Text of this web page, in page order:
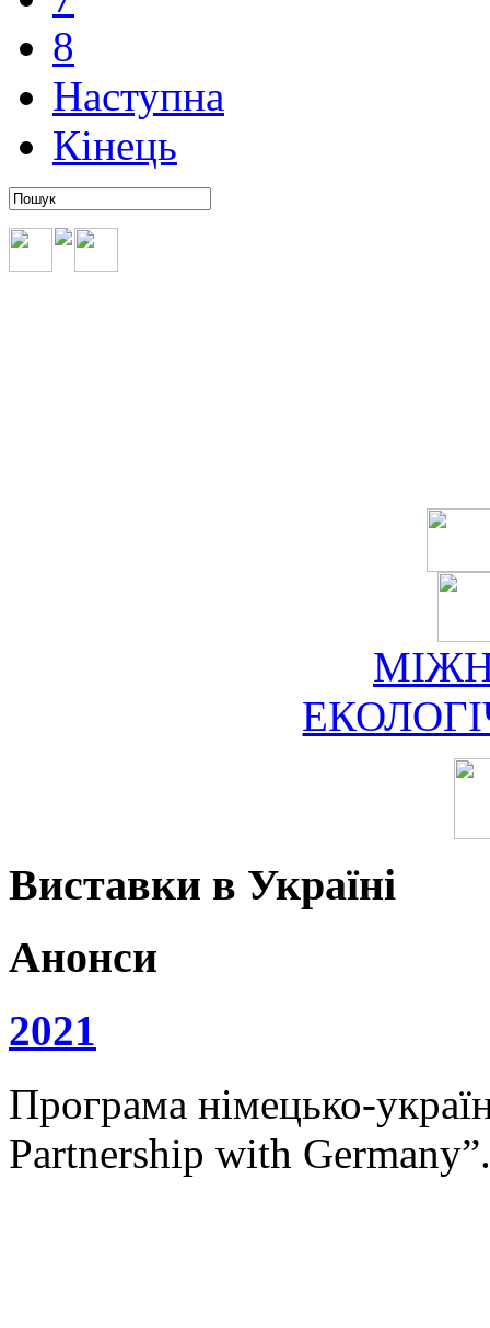
8
Наступна
Кінець
Виставки в Україні
Анонси
2021
Програма німецько-
Partnership with